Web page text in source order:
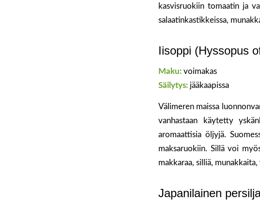
kasvisruokiin tomaatin ja
salaatinkastikkeissa,
Iisoppi (Hyssopus
Maku: voimakas
Säilytys: jääkaapissa
Välimeren maissa
vanhastaan käytetty
aromaattisia öljyjä.
maksaruokiin. Sillä voi
makkaraa, silliä,
Japanilainen